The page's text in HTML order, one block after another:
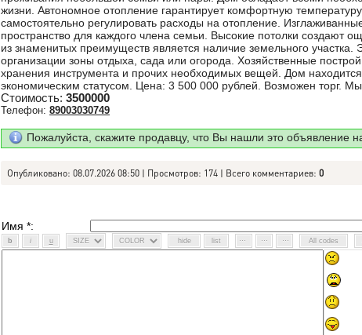
жизни. Автономное отопление гарантирует комфортную
самостоятельно регулировать расходы на отопление.
пространство для каждого члена семьи. Высокие потолки создают
из знаменитых преимуществ является наличие земельного участка.
организации зоны отдыха, сада или огорода. Хозяйственные
хранения инструмента и прочих необходимых вещей. Дом
экономическим статусом. Цена: 3 500 000 рублей. Возможен торг.
Стоимость: 3500000
Телефон: 89003030749
Пожалуйста, скажите продавцу, что Вы нашли это объявление
Опубликовано: 08.07.2026 08:50 | Просмотров: 174 | Всего комментариев: 0
Имя *: